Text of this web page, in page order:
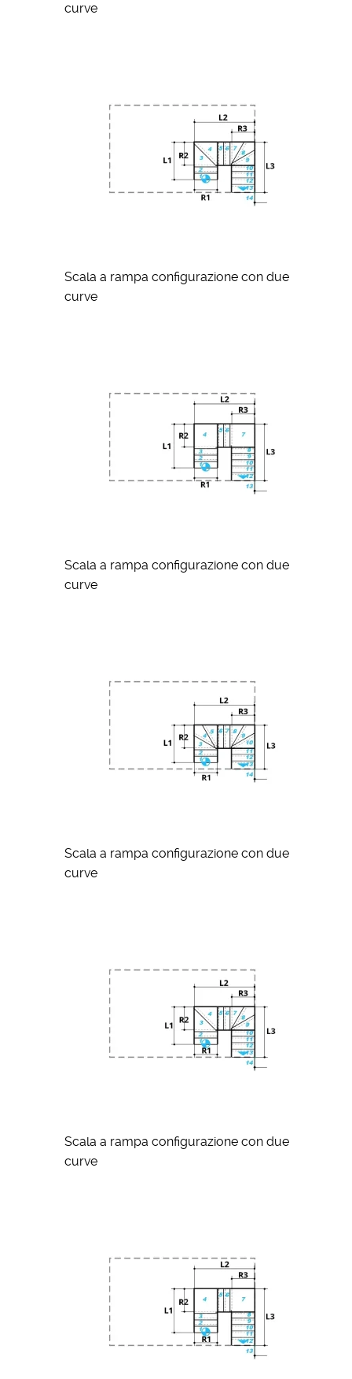
curve
Scala a rampa configurazione con due
curve
Scala a rampa configurazione con due
curve
Scala a rampa configurazione con due
curve
Scala a rampa configurazione con due
curve